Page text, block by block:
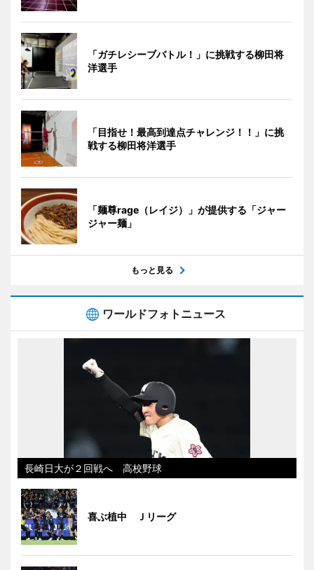
「ガチレシーブバトル！」に挑戦する柳田将
洋選手
「目指せ！最高到達点チャレンジ！！」に挑
戦する柳田将洋選手
「麺尊rage（レイジ）」が提供する「ジャー
ジャー麺」
もっと見る
ワールドフォトニュース
長崎日大が２回戦へ 高校野球
喜ぶ植中 Ｊリーグ